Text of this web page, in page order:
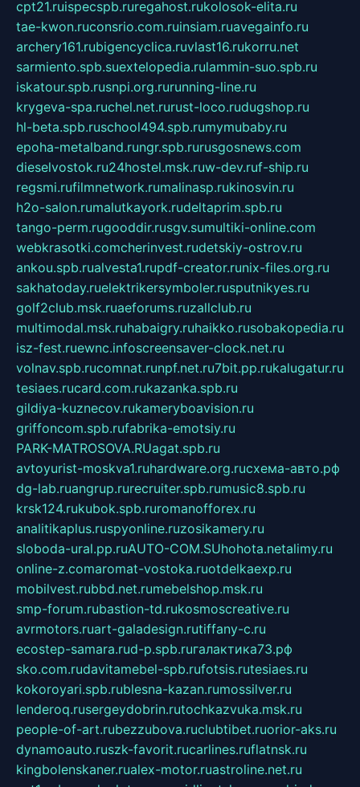
cpt21.ruispecspb.ruregahost.rukolosok-elita.ru
tae-kwon.ruconsrio.com.ruinsiam.ruavegainfo.ru
archery161.rubigencyclica.ruvlast16.rukorru.net
sarmiento.spb.suextelopedia.rulammin-suo.spb.ru
iskatour.spb.rusnpi.org.rurunning-line.ru
krygeva-spa.ruchel.net.rurust-loco.rudugshop.ru
hl-beta.spb.ruschool494.spb.rumymubaby.ru
epoha-metalband.rungr.spb.rurusgosnews.com
dieselvostok.ru24hostel.msk.ruw-dev.ruf-ship.ru
regsmi.rufilmnetwork.rumalinasp.rukinosvin.ru
h2o-salon.rumalutkayork.rudeltaprim.spb.ru
tango-perm.rugooddir.rusgv.sumultiki-online.com
webkrasotki.comcherinvest.rudetskiy-ostrov.ru
ankou.spb.rualvesta1.rupdf-creator.runix-files.org.ru
sakhatoday.ruelektrikersymboler.rusputnikyes.ru
golf2club.msk.ruaeforums.ruzallclub.ru
multimodal.msk.ruhabaigry.ruhaikko.rusobakopedia.ru
isz-fest.ruewnc.infoscreensaver-clock.net.ru
volnav.spb.rucomnat.runpf.net.ru7bit.pp.rukalugatur.ru
tesiaes.rucard.com.rukazanka.spb.ru
gildiya-kuznecov.rukameryboavision.ru
griffoncom.spb.rufabrika-emotsiy.ru
PARK-MATROSOVA.RUagat.spb.ru
avtoyurist-moskva1.ruhardware.org.ruсхема-авто.рф
dg-lab.ruangrup.rurecruiter.spb.rumusic8.spb.ru
krsk124.rukubok.spb.ruromanofforex.ru
analitikaplus.ruspyonline.ruzosikamery.ru
sloboda-ural.pp.ruAUTO-COM.SUhohota.netalimy.ru
online-z.comaromat-vostoka.ruotdelkaexp.ru
mobilvest.rubbd.net.rumebelshop.msk.ru
smp-forum.rubastion-td.rukosmoscreative.ru
avrmotors.ruart-galadesign.rutiffany-c.ru
ecostep-samara.rud-p.spb.ruгалактика73.рф
sko.com.rudavitamebel-spb.rufotsis.rutesiaes.ru
kokoroyari.spb.rublesna-kazan.rumossilver.ru
lenderoq.rusergeydobrin.rutochkazvuka.msk.ru
people-of-art.rubezzubova.ruclubtibet.ruorior-aks.ru
dynamoauto.ruszk-favorit.rucarlines.ruflatnsk.ru
kingbolenskaner.rualex-motor.ruastroline.net.ru